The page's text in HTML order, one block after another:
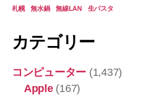
札幌 無水鍋 無線LAN 生パスタ
カテゴリー
コンピューター (1,437)
Apple(167)